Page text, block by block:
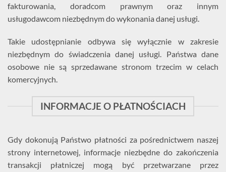
fakturowania, doradcom prawnym oraz innym
usługodawcom niezbędnym do wykonania danej usługi.
Takie udostępnianie odbywa się wyłącznie w zakresie
niezbędnym do świadczenia danej usługi. Państwa dane
osobowe nie są sprzedawane stronom trzecim w celach
komercyjnych.
INFORMACJE O PŁATNOŚCIACH
Gdy dokonują Państwo płatności za pośrednictwem naszej
strony internetowej, informacje niezbędne do zakończenia
transakcji płatniczej mogą być przetwarzane przez